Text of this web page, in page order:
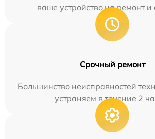
ваше устройство на ремонт и
Срочный ремонт
Большинство неисправностей
устраняем в течение 2